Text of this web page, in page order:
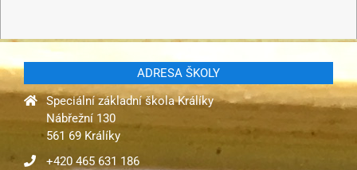
ADRESA ŠKOLY
Speciální základní škola Králíky
Nábřežní 130
561 69 Králíky
+420 465 631 186